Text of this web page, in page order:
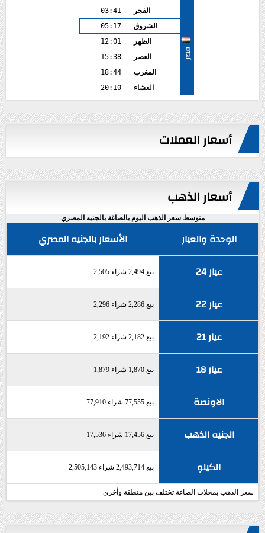
مصر
الفجر
03:41
الشروق
05:17
الظهر
12:01
العصر
15:38
المغرب
18:44
العشاء
20:10
أسعار العملات
أسعار الذهب
متوسط سعر الذهب اليوم بالصاغة بالجنيه المصري
الوحدة والعيار
الأسعار بالجنيه المصري
عيار 24
بيع 2,494 شراء 2,505
عيار 22 بيع 2,286 شراء 2,296
عيار 21 بيع 2,182 شراء 2,192
عيار 18 بيع 1,870 شراء 1,879
الاونصة بيع 77,555 شراء 77,910
الجنيه الذهب بيع 17,456 شراء 17,536
الكيلو بيع 2,493,714 شراء 2,505,143
سعر الذهب بمحلات الصاغة تختلف بين منطقة وأخرى